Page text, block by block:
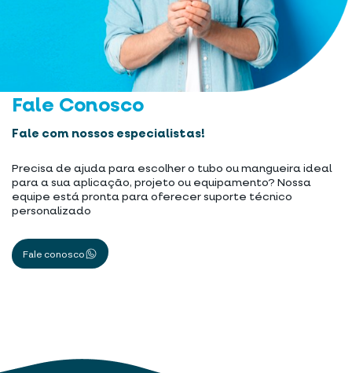
Fale Conosco
Fale com nossos especialistas!
Precisa de ajuda para escolher o tubo ou mangueira ideal
para a sua aplicação, projeto ou equipamento? Nossa
equipe está pronta para oferecer suporte técnico
personalizado
Fale conosco